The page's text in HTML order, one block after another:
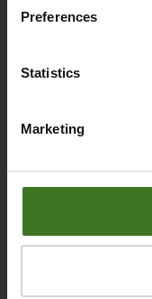
Preferences
Statistics
Marketing
B